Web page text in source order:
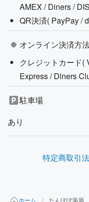
AMEX / Diners /
QR決済( PayPay /
オンライン決済方
クレジットカード(
Express / Diners
駐車場
あり
特定商取引
ホーム たんぽぽ薬局